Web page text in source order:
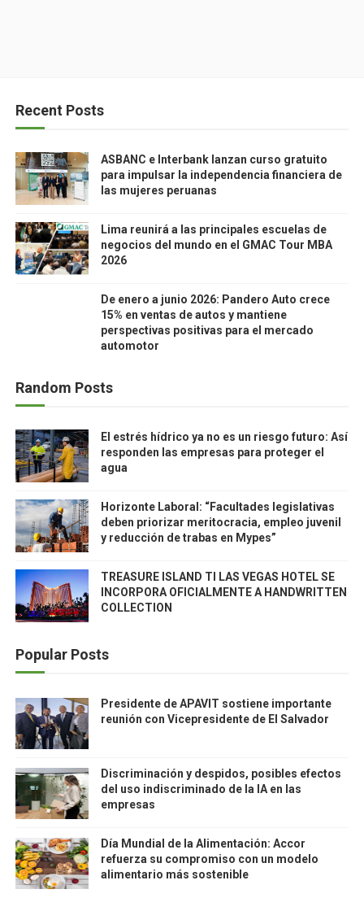
Recent Posts
ASBANC e Interbank lanzan curso gratuito
para impulsar la independencia financiera de
las mujeres peruanas
Lima reunirá a las principales escuelas de
negocios del mundo en el GMAC Tour MBA
2026
De enero a junio 2026: Pandero Auto crece
15% en ventas de autos y mantiene
perspectivas positivas para el mercado
automotor
Random Posts
El estrés hídrico ya no es un riesgo futuro: Así
responden las empresas para proteger el
agua
Horizonte Laboral: “Facultades legislativas
deben priorizar meritocracia, empleo juvenil
y reducción de trabas en Mypes”
TREASURE ISLAND TI LAS VEGAS HOTEL SE
INCORPORA OFICIALMENTE A HANDWRITTEN
COLLECTION
Popular Posts
Presidente de APAVIT sostiene importante
reunión con Vicepresidente de El Salvador
Discriminación y despidos, posibles efectos
del uso indiscriminado de la IA en las
empresas
Día Mundial de la Alimentación: Accor
refuerza su compromiso con un modelo
alimentario más sostenible